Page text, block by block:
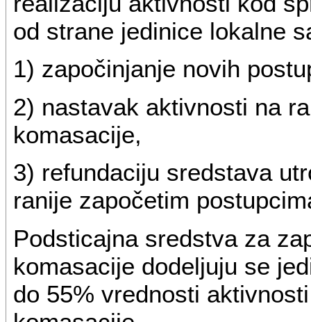
od strane jedinice lokalne
1) započinjanje novih
2) nastavak aktivnosti na
komasacije,
3) refundaciju sredstava
ranije započetim
Podsticajna sredstva za
komasacije dodeljuju se
do 55% vrednosti